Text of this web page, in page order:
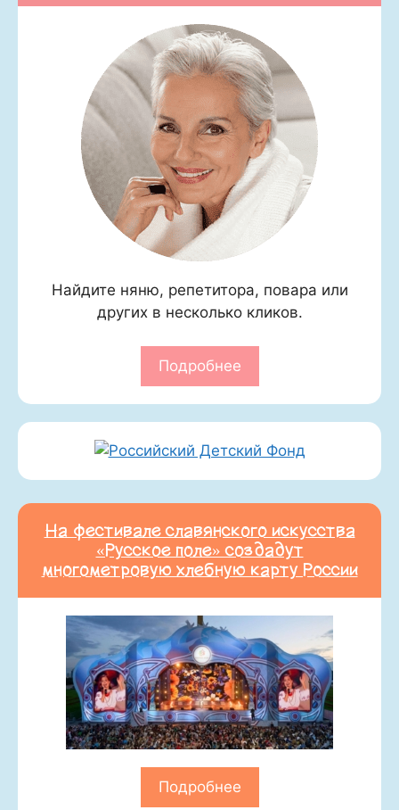
Найдите няню, репетитора, повара или
других в несколько кликов.
Подробнее
На фестивале славянского искусства
«Русское поле» создадут
многометровую хлебную карту России
Подробнее